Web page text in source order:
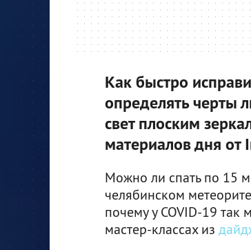
Как быстро
определять черты
свет плоским
материалов дня от
Можно ли спать по 15
челябинском
почему у COVID-19
мастер-классах из